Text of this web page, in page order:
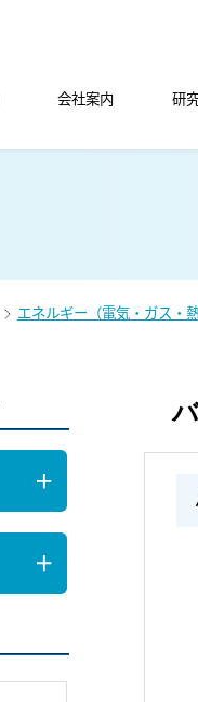
会社案内 研
エネルギー（電気・ガス・